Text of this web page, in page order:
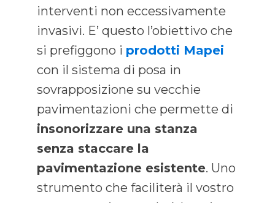
interventi non eccessivamente
invasivi. E’ questo l’obiettivo che
si prefiggono i prodotti Mapei
con il sistema di posa in
sovrapposizione su vecchie
pavimentazioni che permette di
insonorizzare una stanza
senza staccare la
pavimentazione esistente. Uno
strumento che faciliterà il vostro